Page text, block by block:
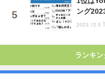
ング
2023.12.5
ランキ